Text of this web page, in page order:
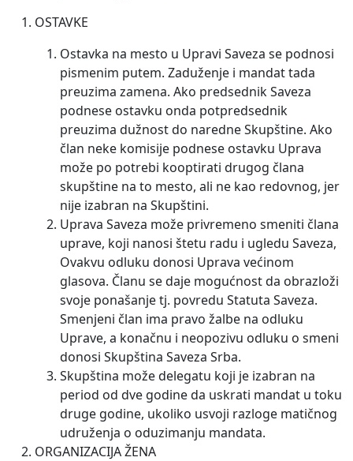
OSTAVKE
Ostavka na mesto u Upravi Saveza se podnosi
pismenim putem. Zaduženje i mandat tada
preuzima zamena. Ako predsednik Saveza
podnese ostavku onda potpredsednik
preuzima dužnost do naredne Skupštine. Ako
član neke komisije podnese ostavku Uprava
može po potrebi kooptirati drugog člana
skupštine na to mesto, ali ne kao redovnog, jer
nije izabran na Skupštini.
Uprava Saveza može privremeno smeniti člana
uprave, koji nanosi štetu radu i ugledu Saveza,
Ovakvu odluku donosi Uprava većinom
glasova. Članu se daje mogućnost da obrazloži
svoje ponašanje tj. povredu Statuta Saveza.
Smenjeni član ima pravo žalbe na odluku
Uprave, a konačnu i neopozivu odluku o smeni
donosi Skupština Saveza Srba.
Skupština može delegatu koji je izabran na
period od dve godine da uskrati mandat u toku
druge godine, ukoliko usvoji razloge matičnog
udruženja o oduzimanju mandata.
ORGANIZACIJA ŽENA